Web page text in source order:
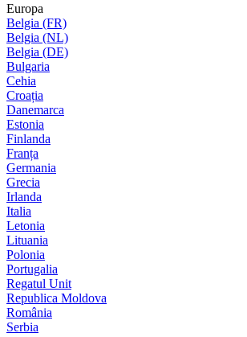
Europa
Belgia (FR)
Belgia (NL)
Belgia (DE)
Bulgaria
Cehia
Croația
Danemarca
Estonia
Finlanda
Franța
Germania
Grecia
Irlanda
Italia
Letonia
Lituania
Polonia
Portugalia
Regatul Unit
Republica Moldova
România
Serbia